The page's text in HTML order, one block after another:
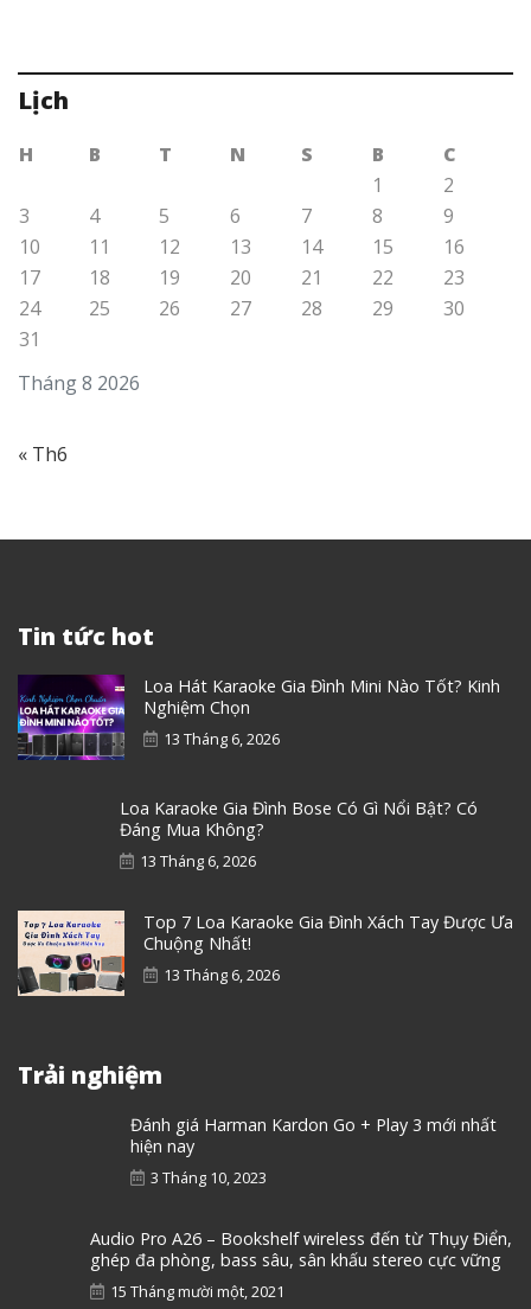
Lịch
Tháng 8 2026
H B T N S B
C
1
2
3
4 5 6 7 8
9
10
11 12 13 14 15
16
17
18 19 20 21 22
23
24
25 26 27 28 29
30
31
« Th6
Tin tức hot
Loa Hát Karaoke Gia Đình Mini Nào Tốt? Kinh
Nghiệm Chọn
13 Tháng 6, 2026
Loa Karaoke Gia Đình Bose Có Gì Nổi Bật? Có
Đáng Mua Không?
13 Tháng 6, 2026
Top 7 Loa Karaoke Gia Đình Xách Tay Được Ưa
Chuộng Nhất!
13 Tháng 6, 2026
Trải nghiệm
Đánh giá Harman Kardon Go + Play 3 mới nhất
hiện nay
3 Tháng 10, 2023
Audio Pro A26 – Bookshelf wireless đến từ Thụy Điển,
ghép đa phòng, bass sâu, sân khấu stereo cực vững
15 Tháng mười một, 2021